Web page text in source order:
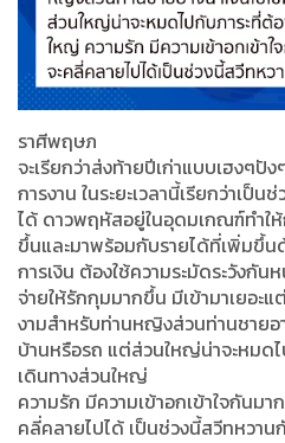
ราศีพฤษภ
จะเรียกว่าส่งท้ายปีเก่าแบบเฮงๆปั
การงาน ในระยะเวลานี้เรียกว่าเป็
ได้ ดาวพฤหัสอยู่ในอุดมเกณฑ์ทำใ
ขึ้นและมาพร้อมกับรายได้ที่เพิ่มขึ้น
การเงิน ต้องใช้ความระมัดระวังกัน
จ่ายให้รักกุมมากขึ้น มีเข้ามาเยอะ
งามสำหรับท่านหญิงส่วนท่านชายอ
บ้านหรือรถ แต่ส่วนใหญ่น่าจะหมด
เดินทางส่วนใหญ่
ความรัก มีความเข้าอกเข้าใจกันม
คลี่คลายไปได้ เป็นช่วงนี้สวีทหวาน